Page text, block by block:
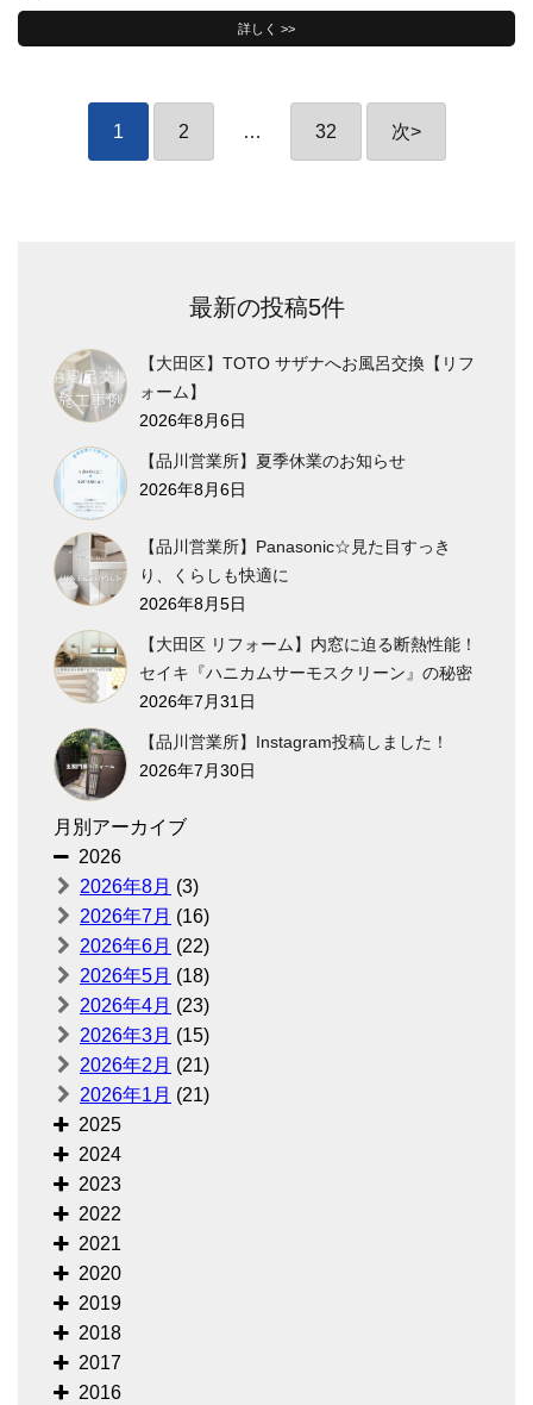
詳しく >>
1 2 … 32 次>
最新の投稿5件
【大田区】TOTO サザナへお風呂交換【リフ
ォーム】
2026年8月6日
【品川営業所】夏季休業のお知らせ
2026年8月6日
【品川営業所】Panasonic☆見た目すっき
り、くらしも快適に
2026年8月5日
【大田区 リフォーム】内窓に迫る断熱性能！
セイキ『ハニカムサーモスクリーン』の秘密
2026年7月31日
【品川営業所】Instagram投稿しました！
2026年7月30日
月別アーカイブ
2026
2026年8月 (3)
2026年7月 (16)
2026年6月 (22)
2026年5月 (18)
2026年4月 (23)
2026年3月 (15)
2026年2月 (21)
2026年1月 (21)
2025
2024
2023
2022
2021
2020
2019
2018
2017
2016